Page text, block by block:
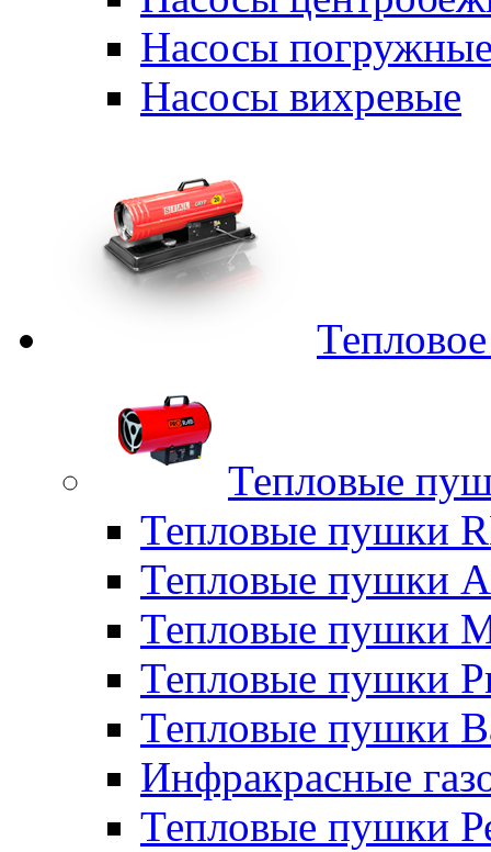
Насосы
Насосы вихревые
Тепловые
Тепловые пушки
Тепловые пушки
Тепловые пушки
Тепловые пушки
Тепловые пушки
Инфракрасные
Тепловые пушки